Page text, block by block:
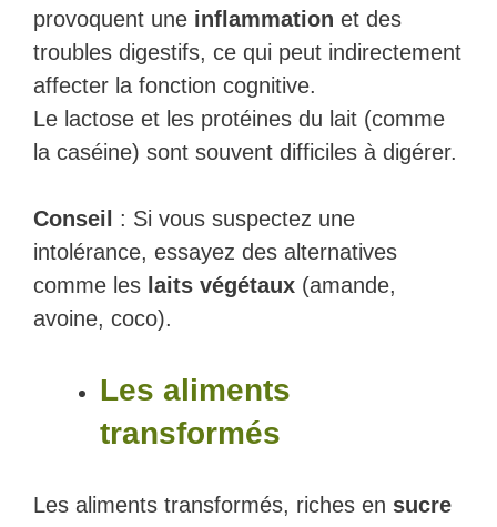
provoquent une inflammation et des
troubles digestifs, ce qui peut indirectement
affecter la fonction cognitive.
Le lactose et les protéines du lait (comme
la caséine) sont souvent difficiles à digérer.
Conseil
: Si vous suspectez une
intolérance, essayez des alternatives
comme les laits végétaux (amande,
avoine, coco).
Les aliments
transformés
Les aliments transformés, riches en sucre